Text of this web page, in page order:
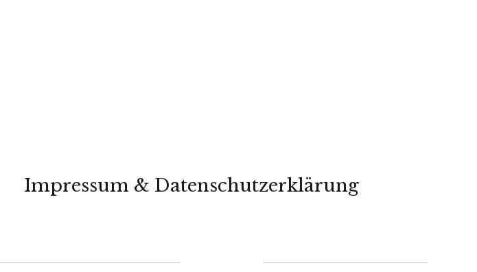
Impressum & Datenschutzerklärung